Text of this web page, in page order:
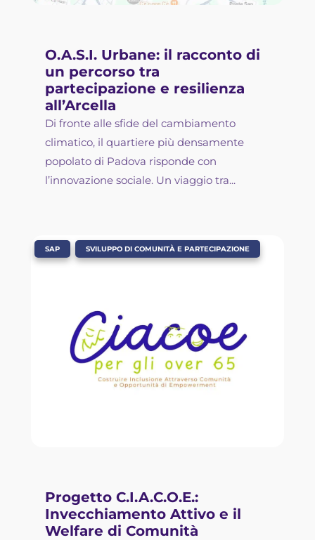
O.A.S.I. Urbane: il racconto di
un percorso tra
partecipazione e resilienza
all’Arcella
Di fronte alle sfide del cambiamento
climatico, il quartiere più densamente
popolato di Padova risponde con
l’innovazione sociale. Un viaggio tra...
Progetto C.I.A.C.O.E.:
Invecchiamento Attivo e il
Welfare di Comunità
SAP SVILUPPO DI COMUNITÀ E PARTECIPAZIONE